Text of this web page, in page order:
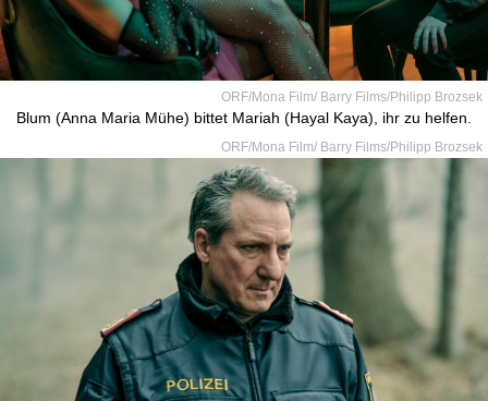
ORF/Mona Film/ Barry Films/Philipp Brozsek
Blum (Anna Maria Mühe) bittet Mariah (Hayal Kaya), ihr zu helfen.
ORF/Mona Film/ Barry Films/Philipp Brozsek